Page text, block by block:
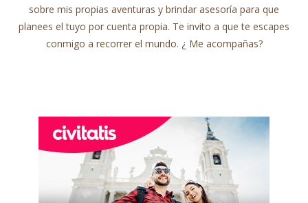
sobre mis propias aventuras y brindar asesoría para que
planees el tuyo por cuenta propia. Te invito a que te escapes
conmigo a recorrer el mundo. ¿ Me acompañas?